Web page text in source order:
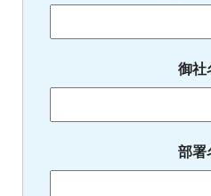
御社
部署